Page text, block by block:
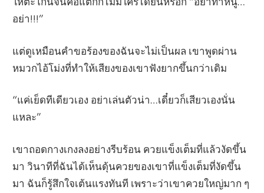
อย่า!!!”
แต่ดูเหมือนคำขอร้องของฉันจะไม่เป็นผล เขาพูดผ่าน
หมวกไอ้โม่งที่ทำให้เสียงของเขาฟังยากขึ้นกว่าเดิม
“แค่เย็ดทีเดียวเอง อย่าเล่นตัวน่า…เดี๋ยวก็เสียวเองนั่น
แหละ”
เขาถอดกางเกงลงอย่างรีบร้อน ควยแข็งเต็มที่แล้วงัดขึ้น
มา วินาทีที่ฉันได้เห็นดุ้นควยของเขาที่แข็งเต็มที่งัดขึ้น
มา ฉันก็รู้สึกใจเต้นแรงทันที เพราะว่าเขาควยใหญ่มาก ๆ